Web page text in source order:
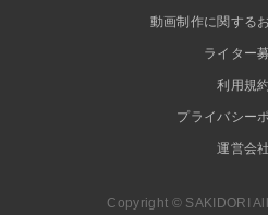
動画制作に関する
ライター
利用規約
プライバシー
運営会社
Copyright © SAKIDORI